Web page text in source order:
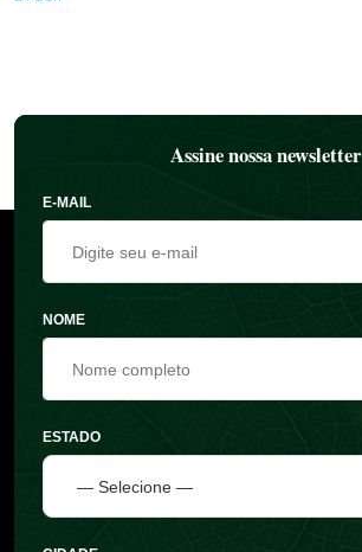
Assine nossa newsletter
E-MAIL
NOME
ESTADO